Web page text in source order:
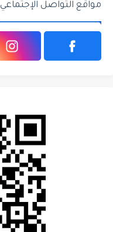
مواقع التواصل الإجتماعي